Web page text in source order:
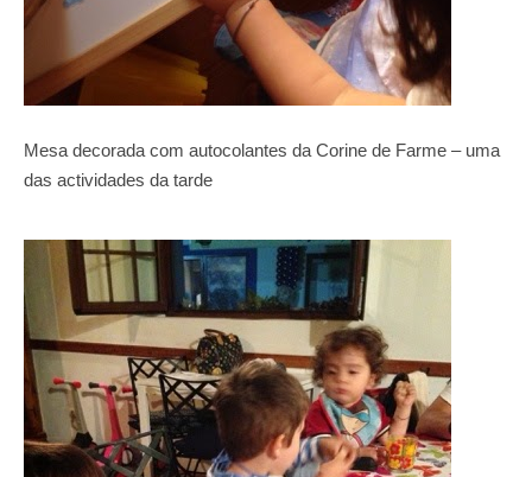
Mesa decorada com autocolantes da Corine de Farme – uma
das actividades da tarde